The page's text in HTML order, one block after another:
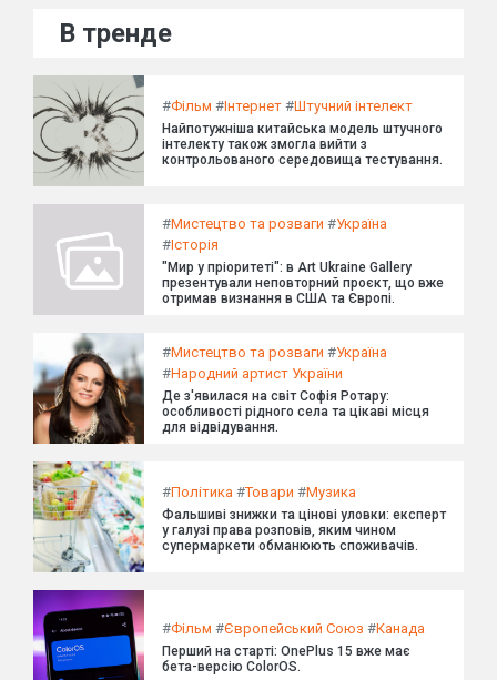
В тренде
#Фільм #Інтернет #Штучний інтелект
Найпотужніша китайська модель штучного
інтелекту також змогла вийти з
контрольованого середовища тестування.
#Мистецтво та розваги #Україна
#Історія
"Мир у пріоритеті": в Art Ukraine Gallery
презентували неповторний проєкт, що вже
отримав визнання в США та Європі.
#Мистецтво та розваги #Україна
#Народний артист України
Де з'явилася на світ Софія Ротару:
особливості рідного села та цікаві місця
для відвідування.
#Політика #Товари #Музика
Фальшиві знижки та цінові уловки: експерт
у галузі права розповів, яким чином
супермаркети обманюють споживачів.
#Фільм #Європейський Союз #Канада
Перший на старті: OnePlus 15 вже має
бета-версію ColorOS.